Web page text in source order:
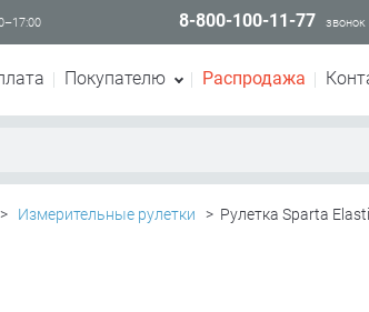
8-800-100-11-77
Покупателю Распродажа
> Измерительные рулетки > Рулетка Sparta